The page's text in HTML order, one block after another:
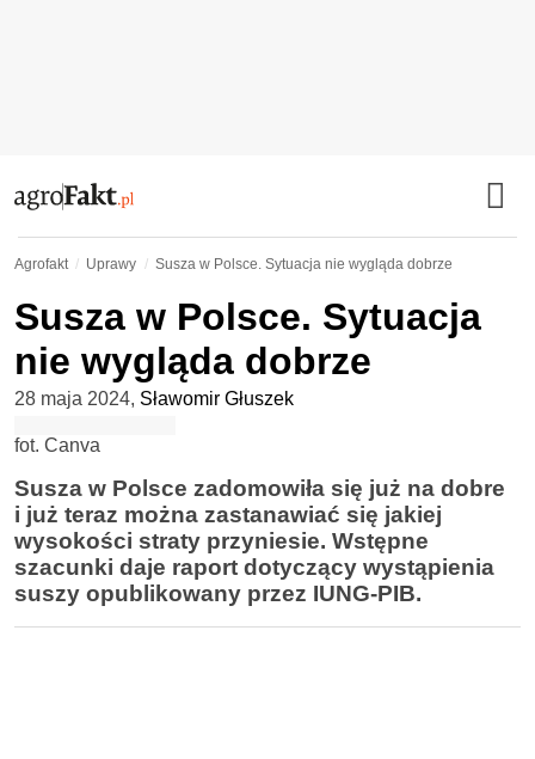
Agrofakt Uprawy Susza w Polsce. Sytuacja nie wygląda dobrze
Susza w Polsce. Sytuacja
nie wygląda dobrze
28 maja 2024, Sławomir Głuszek
fot. Canva
Susza w Polsce zadomowiła się już na dobre
i już teraz można zastanawiać się jakiej
wysokości straty przyniesie. Wstępne
szacunki daje raport dotyczący wystąpienia
suszy opublikowany przez IUNG-PIB.